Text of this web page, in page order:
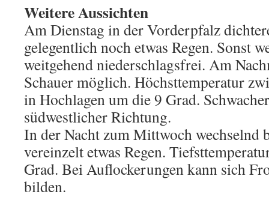
Weitere Aussichten
Am Dienstag in der Vorderpfalz
gelegentlich noch etwas Regen. Sonst
weitgehend niederschlagsfrei. Am
Schauer möglich. Höchsttemperatur
in Hochlagen um die 9 Grad.
südwestlicher Richtung.
In der Nacht zum Mittwoch wechselnd
vereinzelt etwas Regen.
Grad. Bei Auflockerungen kann sich
bilden.